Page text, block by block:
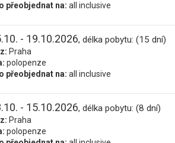
přeobjednat na: all inclusive
- 19.10.2026, délka pobytu: (15 dní)
Praha
polopenze
přeobjednat na: all inclusive
- 15.10.2026, délka pobytu: (8 dní)
Praha
polopenze